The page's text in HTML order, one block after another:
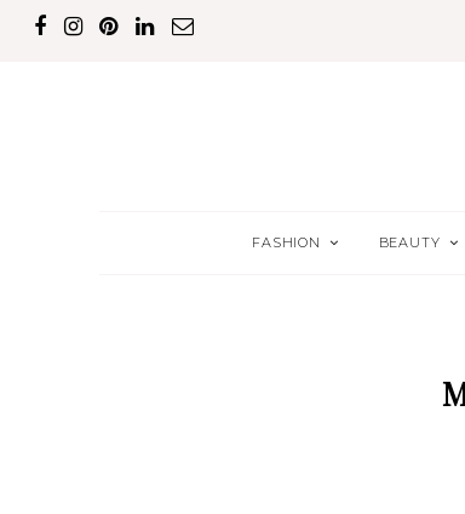
FASHION BEAUTY